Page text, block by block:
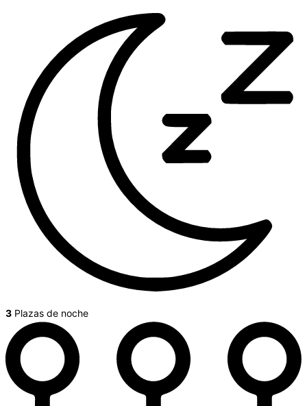
3 Plazas de noche